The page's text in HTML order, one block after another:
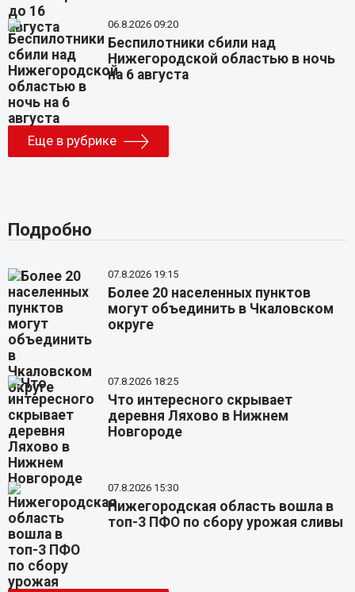
06.8.2026 09:20
Беспилотники сбили над
Нижегородской областью в ночь
на 6 августа
Еще в рубрике
Подробно
07.8.2026 19:15
Более 20 населенных пунктов
могут объединить в Чкаловском
округе
07.8.2026 18:25
Что интересного скрывает
деревня Ляхово в Нижнем
Новгороде
07.8.2026 15:30
Нижегородская область вошла в
топ-3 ПФО по сбору урожая сливы